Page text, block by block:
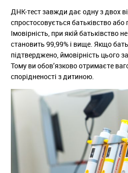
ДНК-тест завжди дає одну з двох
спростосовується батьківство
Імовірність, при якій батьківство
становить 99,99% і вище. Якщо
підтверджено, ймовірність цього
Тому ви обов’язково отримаєте
спорідненості з дитиною.